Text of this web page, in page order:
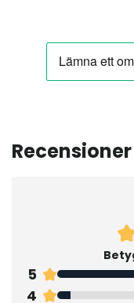
Recensioner
5
4